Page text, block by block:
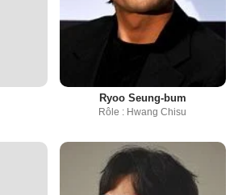
Ryoo Seung-bum
Rôle : Hwang Chisu